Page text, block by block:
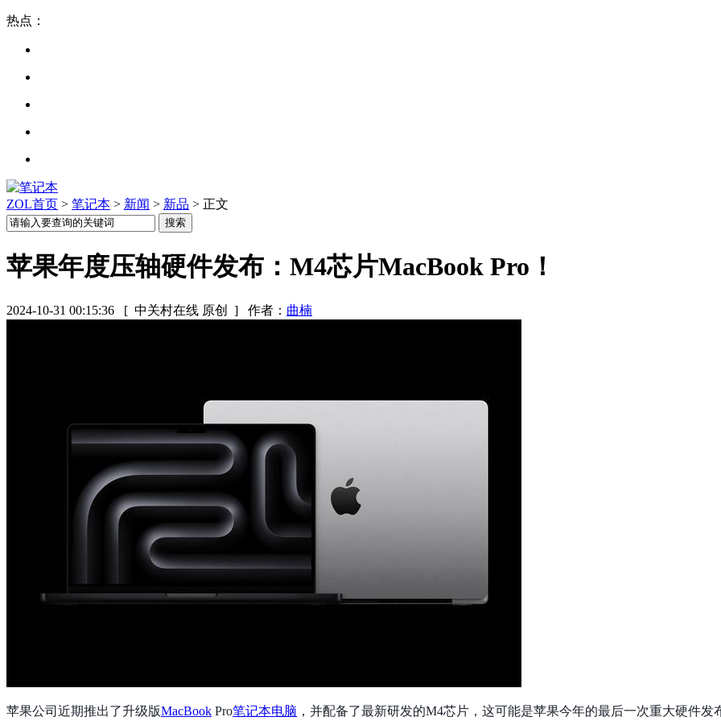
热点：
ZOL首页 > 笔记本 > 新闻 > 新品 > 正文
苹果年度压轴硬件发布：M4芯片MacBook Pro！
2024-10-31 00:15:36 [ 中关村在线 原创 ] 作者： 曲楠
苹果公司近期推出了升级版MacBook Pro笔记本电脑 ，并配备了最新研发的M4芯片，这可能是苹果今年的最后一次重大硬件发